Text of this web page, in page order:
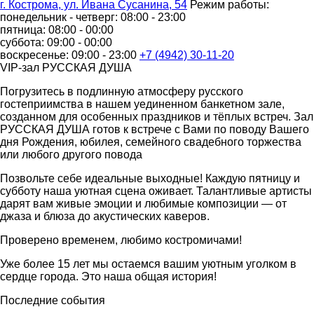
г. Кострома, ул. Ивана Сусанина, 54 Режим работы:
понедельник - четверг: 08:00 - 23:00
пятница: 08:00 - 00:00
суббота: 09:00 - 00:00
воскресенье: 09:00 - 23:00 +7 (4942) 30-11-20
VIP-зал РУССКАЯ ДУША
Погрузитесь в подлинную атмосферу русского
гостеприимства в нашем уединенном банкетном зале,
созданном для особенных праздников и тёплых встреч. Зал
РУССКАЯ ДУША готов к встрече с Вами по поводу Вашего
дня Рождения, юбилея, семейного свадебного торжества
или любого другого повода
Позвольте себе идеальные выходные! Каждую пятницу и
субботу наша уютная сцена оживает. Талантливые артисты
дарят вам живые эмоции и любимые композиции — от
джаза и блюза до акустических каверов.
Проверено временем, любимо костромичами!
Уже более 15 лет мы остаемся вашим уютным уголком в
сердце города. Это наша общая история!
Последние события